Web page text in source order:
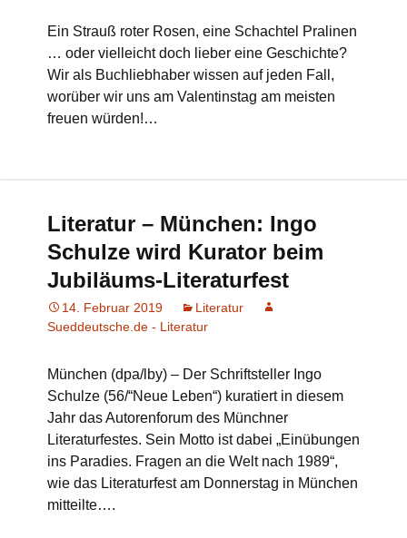
Ein Strauß roter Rosen, eine Schachtel Pralinen
… oder vielleicht doch lieber eine Geschichte?
Wir als Buchliebhaber wissen auf jeden Fall,
worüber wir uns am Valentinstag am meisten
freuen würden!…
Literatur – München: Ingo
Schulze wird Kurator beim
Jubiläums-Literaturfest
14. Februar 2019
Literatur
Sueddeutsche.de - Literatur
München (dpa/lby) – Der Schriftsteller Ingo
Schulze (56/“Neue Leben“) kuratiert in diesem
Jahr das Autorenforum des Münchner
Literaturfestes. Sein Motto ist dabei „Einübungen
ins Paradies. Fragen an die Welt nach 1989“,
wie das Literaturfest am Donnerstag in München
mitteilte….